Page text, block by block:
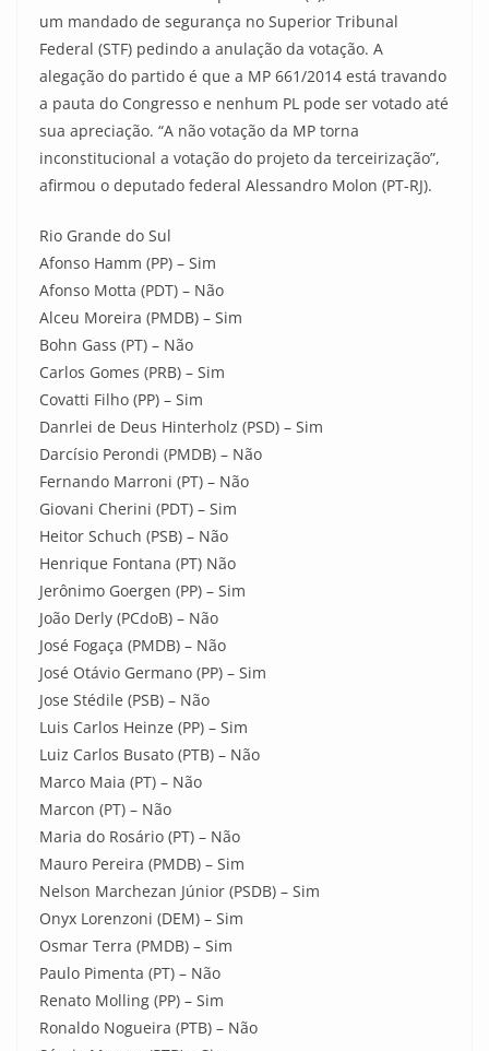
um mandado de segurança no Superior Tribunal
Federal (STF) pedindo a anulação da votação. A
alegação do partido é que a MP 661/2014 está travando
a pauta do Congresso e nenhum PL pode ser votado até
sua apreciação. “A não votação da MP torna
inconstitucional a votação do projeto da terceirização”,
afirmou o deputado federal Alessandro Molon (PT-RJ).
Rio Grande do Sul
Afonso Hamm (PP) – Sim
Afonso Motta (PDT) – Não
Alceu Moreira (PMDB) – Sim
Bohn Gass (PT) – Não
Carlos Gomes (PRB) – Sim
Covatti Filho (PP) – Sim
Danrlei de Deus Hinterholz (PSD) – Sim
Darcísio Perondi (PMDB) – Não
Fernando Marroni (PT) – Não
Giovani Cherini (PDT) – Sim
Heitor Schuch (PSB) – Não
Henrique Fontana (PT) Não
Jerônimo Goergen (PP) – Sim
João Derly (PCdoB) – Não
José Fogaça (PMDB) – Não
José Otávio Germano (PP) – Sim
Jose Stédile (PSB) – Não
Luis Carlos Heinze (PP) – Sim
Luiz Carlos Busato (PTB) – Não
Marco Maia (PT) – Não
Marcon (PT) – Não
Maria do Rosário (PT) – Não
Mauro Pereira (PMDB) – Sim
Nelson Marchezan Júnior (PSDB) – Sim
Onyx Lorenzoni (DEM) – Sim
Osmar Terra (PMDB) – Sim
Paulo Pimenta (PT) – Não
Renato Molling (PP) – Sim
Ronaldo Nogueira (PTB) – Não